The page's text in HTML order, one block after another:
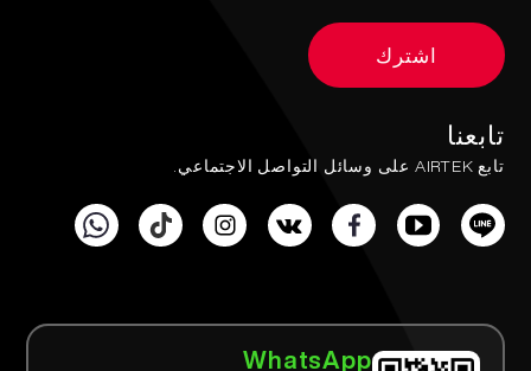
اشترك
تابعنا
تابع AIRTEK على وسائل التواصل الاجتماعي.
WhatsApp